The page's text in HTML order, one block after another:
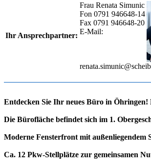
Ihr Ansprechpartner:
Frau Renata Simunic
Fon 0791 946648-14
Fax 0791 946648-20
E-Mail:
Entdecken Sie Ihr neues Büro in Öhringen!
Die Bürofläche befindet sich im 1.
Moderne Fensterfront mit
Ca. 12 Pkw-Stellplätze zur gemeinsamen